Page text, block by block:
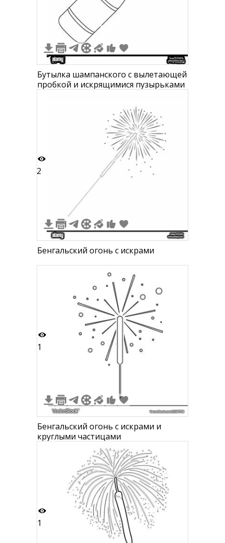
Бутылка шампанского с вылетающей
пробкой и искрящимися пузырьками
2
Бенгальский огонь с искрами
1
Бенгальский огонь с искрами и
круглыми частицами
1